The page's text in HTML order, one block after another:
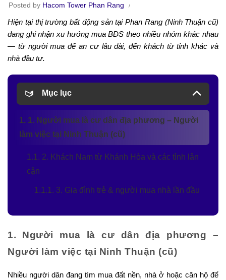
Posted by Hacom Tower Phan Rang
Hiện tại thị trường bất động sản tại Phan Rang (Ninh Thuận cũ)
đang ghi nhận xu hướng mua BĐS theo nhiều nhóm khác nhau
— từ người mua để an cư lâu dài, đến khách từ tỉnh khác và
nhà đầu tư.
Mục lục
1. 1. Người mua là cư dân địa phương – Người
làm việc tại Ninh Thuận (cũ)
1.1. 2. Khách Nam từ Khánh Hòa và các tỉnh lân
cận
1.1.1. 3. Gia đình trẻ & người mua nhà lần đầu
1. Người mua là cư dân địa phương –
Người làm việc tại Ninh Thuận (cũ)
Nhiều người dân đang tìm mua đất nền, nhà ở hoặc căn hộ để